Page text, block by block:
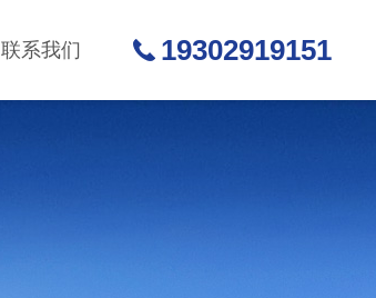
联系我们 19302919151